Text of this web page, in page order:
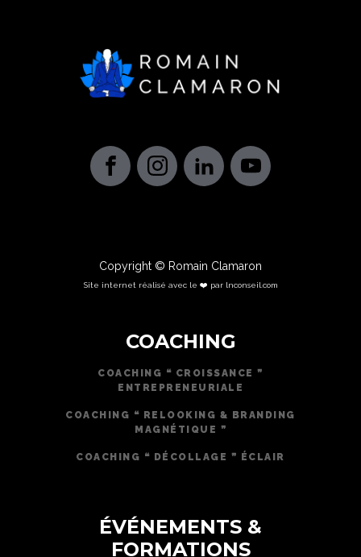
Copyright © Romain Clamaron
Site internet réalisé avec le ❤️ par lnconseil.com
COACHING
COACHING ❝ CROISSANCE ❞
ENTREPRENEURIALE
COACHING ❝ RELOOKING & BRANDING
MAGNÉTIQUE ❞
COACHING ❝ DÉCOLLAGE ❞ ÉCLAIR
ÉVÉNEMENTS &
FORMATIONS